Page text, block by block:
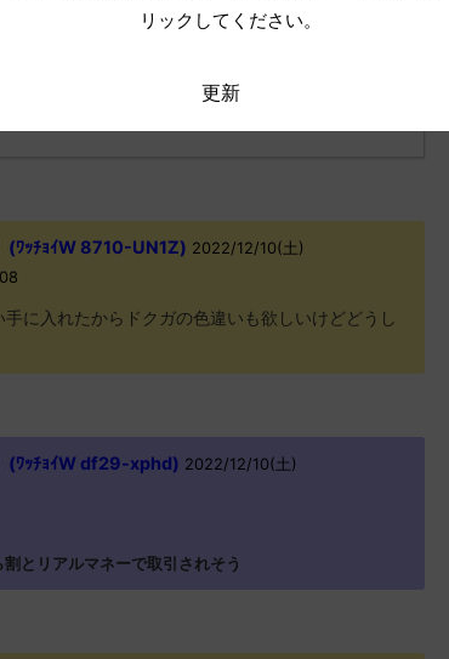
ってる？ 初めの記事 元のス
read.cgi/poke/1670584889/" 反応される人さん37 37 ...
(ﾜｯﾁｮｲW 8710-UN1Z) 2022/12/10(土)
に入れたからドクガの色違いも欲しいけどどうし
(ﾜｯﾁｮｲW df29-xphd) 2022/12/10(土)
とリアルマネーで取引されそう
リックしてください。
更新